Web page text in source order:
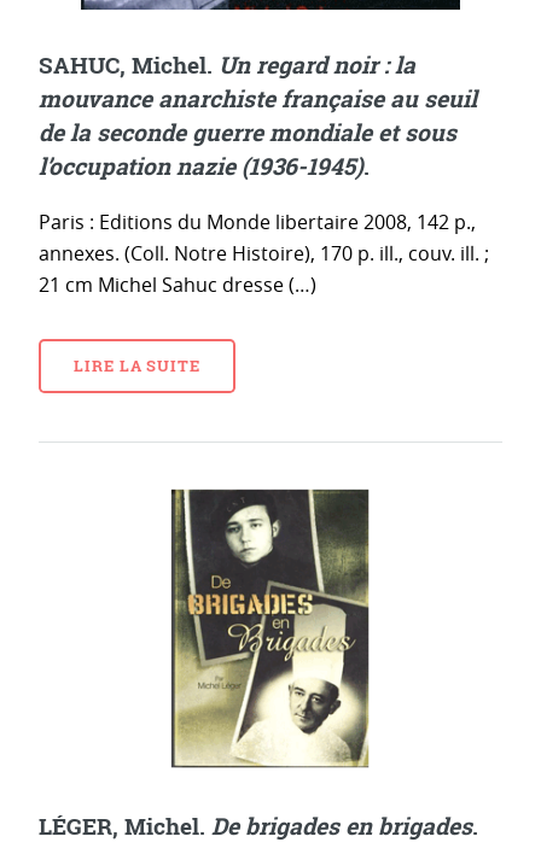
SAHUC, Michel. Un regard noir : la
mouvance anarchiste française au seuil
de la seconde guerre mondiale et sous
l’occupation nazie (1936-1945).
Paris : Editions du Monde libertaire 2008, 142 p.,
annexes. (Coll. Notre Histoire), 170 p. ill., couv. ill. ;
21 cm Michel Sahuc dresse (…)
LIRE LA SUITE
LÉGER, Michel. De brigades en brigades.